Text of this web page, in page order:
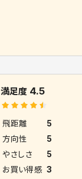
満足度 4.5
飛距離
5
方向性
5
やさしさ
5
お買い得感 3